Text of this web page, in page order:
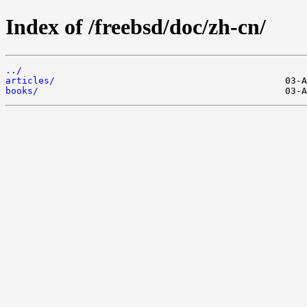
Index of /freebsd/doc/zh-cn/
../
articles/
books/